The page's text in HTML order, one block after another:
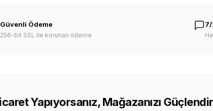
Güvenli Ödeme
256-bit SSL ile korunan ödeme
Yapıyorsanız, Mağazanızı